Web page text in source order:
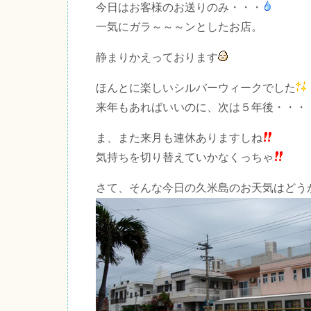
今日はお客様のお送りのみ・・・
一気にガラ～～～ンとしたお店。
静まりかえっております
ほんとに楽しいシルバーウィークでした
来年もあればいいのに、次は５年後・・・
ま、また来月も連休ありますしね
気持ちを切り替えていかなくっちゃ
さて、そんな今日の久米島のお天気はどう